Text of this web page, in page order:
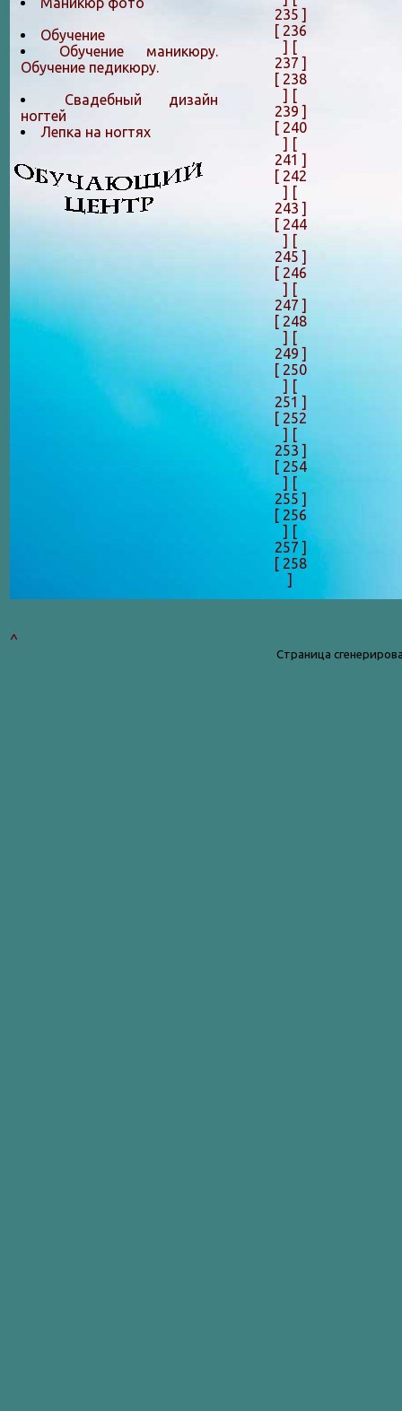
235 ]
[ 236
] [
237 ]
[ 238
] [
239 ]
[ 240
] [
241 ]
[ 242
] [
243 ]
[ 244
] [
245 ]
[ 246
] [
247 ]
[ 248
] [
249 ]
[ 250
] [
251 ]
[ 252
] [
253 ]
[ 254
] [
255 ]
[ 256
] [
257 ]
[ 258
]
Обучение
Обучение маникюру.
Обучение педикюру.
Свадебный дизайн
ногтей
Лепка на ногтяx
^
Страница